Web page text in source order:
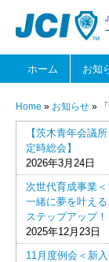
ホーム お知
Home » お知らせ »
【茨木青年会議
定時総会】
2026年3月24日
次世代育成事業＜
一緒に夢を叶え
ステップアップ！
2025年12月23日
11月度例会＜新